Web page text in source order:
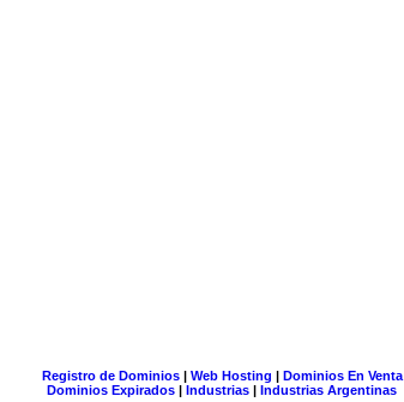
Registro de Dominios| Web Hosting | Dominios En Venta
Dominios Expirados | Industrias | Industrias Argentinas